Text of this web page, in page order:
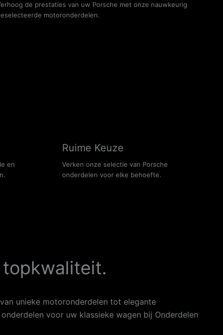
de prestaties van uw Porsche met onze nauwkeurig
motoronderdelen.
en
Ruime Keuze
Verken onze selectie van Porsche
onderdelen voor elke behoefte.
unieke motoronderdelen tot elegante
voor uw klassieke wagen bij Onderdelen